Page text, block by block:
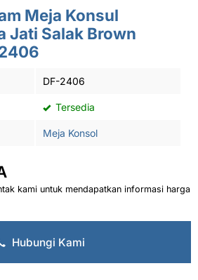
Meja Konsul
Jati Salak Brown
DF-2406
Tersedia
Meja Konsol
kami untuk mendapatkan informasi harga
Hubungi Kami